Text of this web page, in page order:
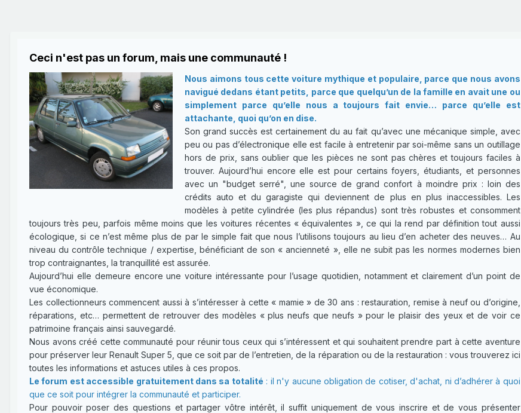
Ceci n'est pas un forum, mais une communauté !
Nous aimons tous cette voiture mythique et populaire, parce que nous avons
navigué dedans étant petits, parce que quelqu’un de la famille en avait une ou
simplement parce qu’elle nous a toujours fait envie… parce qu’elle est
attachante, quoi qu’on en dise.
Son grand succès est certainement du au fait qu’avec une mécanique simple, avec
peu ou pas d’électronique elle est facile à entretenir par soi-même sans un outillage
hors de prix, sans oublier que les pièces ne sont pas chères et toujours faciles à
trouver. Aujourd’hui encore elle est pour certains foyers, étudiants, et personnes
avec un "budget serré", une source de grand confort à moindre prix : loin des
crédits auto et du garagiste qui deviennent de plus en plus inaccessibles. Les
modèles à petite cylindrée (les plus répandus) sont très robustes et consomment
toujours très peu, parfois même moins que les voitures récentes « équivalentes », ce qui la rend par définition tout aussi
écologique, si ce n’est même plus de par le simple fait que nous l’utilisons toujours au lieu d’en acheter des neuves… Au
niveau du contrôle technique / expertise, bénéficiant de son « ancienneté », elle ne subit pas les normes modernes bien
trop contraignantes, la tranquillité est assurée.
Aujourd’hui elle demeure encore une voiture intéressante pour l’usage quotidien, notamment et clairement d’un point de
vue économique.
Les collectionneurs commencent aussi à s’intéresser à cette « mamie » de 30 ans : restauration, remise à neuf ou d’origine,
réparations, etc… permettent de retrouver des modèles « plus neufs que neufs » pour le plaisir des yeux et de voir ce
patrimoine français ainsi sauvegardé.
Nous avons créé cette communauté pour réunir tous ceux qui s’intéressent et qui souhaitent prendre part à cette aventure
pour préserver leur Renault Super 5, que ce soit par de l’entretien, de la réparation ou de la restauration : vous trouverez ici
toutes les informations et astuces utiles à ces propos.
Le forum est accessible gratuitement dans sa totalité : il n'y aucune obligation de cotiser, d'achat, ni d’adhérer à quoi
que ce soit pour intégrer la communauté et participer.
Pour pouvoir poser des questions et partager vôtre intérêt, il suffit uniquement de vous inscrire et de vous présenter